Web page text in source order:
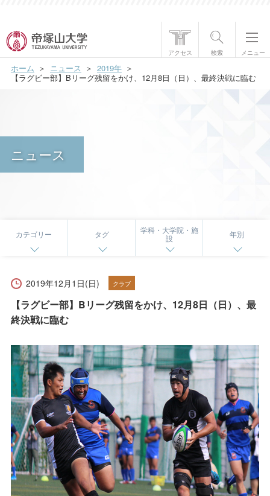
アクセス 検索 メニュー
帝塚山大学について
学部・大学院
研究・社会貢献
保護者の方へ 卒業生の方へ
English 資料請求 お問い合わせ
ホーム ニュース
2019年
【ラグビー部】Bリーグ残留をかけ、12月8日（日）、最終決戦に臨む
ニュース
カテゴリー タグ
学科・大学院・施
設
年別
2019年12月1日(日) クラブ
【ラグビー部】Bリーグ残留をかけ、12月8日（日）、最
終決戦に臨む